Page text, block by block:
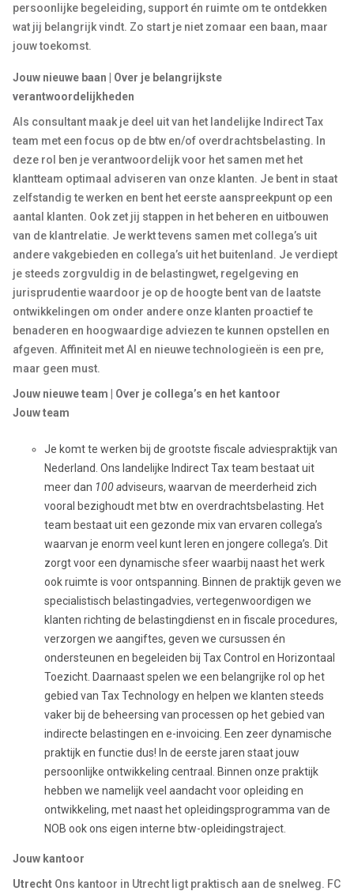
persoonlijke begeleiding, support én ruimte om te ontdekken
wat jij belangrijk vindt. Zo start je niet zomaar een baan, maar
jouw toekomst.
Jouw nieuwe baan | Over je belangrijkste
verantwoordelijkheden
Als consultant maak je deel uit van het landelijke Indirect Tax
team met een focus op de btw en/of overdrachtsbelasting. In
deze rol ben je verantwoordelijk voor het samen met het
klantteam optimaal adviseren van onze klanten. Je bent in staat
zelfstandig te werken en bent het eerste aanspreekpunt op een
aantal klanten. Ook zet jij stappen in het beheren en uitbouwen
van de klantrelatie. Je werkt tevens samen met collega’s uit
andere vakgebieden en collega’s uit het buitenland. Je verdiept
je steeds zorgvuldig in de belastingwet, regelgeving en
jurisprudentie waardoor je op de hoogte bent van de laatste
ontwikkelingen om onder andere onze klanten proactief te
benaderen en hoogwaardige adviezen te kunnen opstellen en
afgeven. Affiniteit met AI en nieuwe technologieën is een pre,
maar geen must.
Jouw nieuwe team | Over je collega’s en het kantoor
Jouw team
Je komt te werken bij de grootste fiscale adviespraktijk van
Nederland. Ons landelijke Indirect Tax team bestaat uit
meer dan 100 adviseurs, waarvan de meerderheid zich
vooral bezighoudt met btw en overdrachtsbelasting. Het
team bestaat uit een gezonde mix van ervaren collega’s
waarvan je enorm veel kunt leren en jongere collega’s. Dit
zorgt voor een dynamische sfeer waarbij naast het werk
ook ruimte is voor ontspanning. Binnen de praktijk geven we
specialistisch belastingadvies, vertegenwoordigen we
klanten richting de belastingdienst en in fiscale procedures,
verzorgen we aangiftes, geven we cursussen én
ondersteunen en begeleiden bij Tax Control en Horizontaal
Toezicht. Daarnaast spelen we een belangrijke rol op het
gebied van Tax Technology en helpen we klanten steeds
vaker bij de beheersing van processen op het gebied van
indirecte belastingen en e-invoicing. Een zeer dynamische
praktijk en functie dus! In de eerste jaren staat jouw
persoonlijke ontwikkeling centraal. Binnen onze praktijk
hebben we namelijk veel aandacht voor opleiding en
ontwikkeling, met naast het opleidingsprogramma van de
NOB ook ons eigen interne btw-opleidingstraject.
Jouw kantoor
Utrecht Ons kantoor in Utrecht ligt praktisch aan de snelweg. FC